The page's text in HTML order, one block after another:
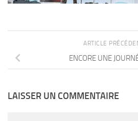
ARTICLE
ENCORE UNE
LAISSER UN COMMENTAIRE